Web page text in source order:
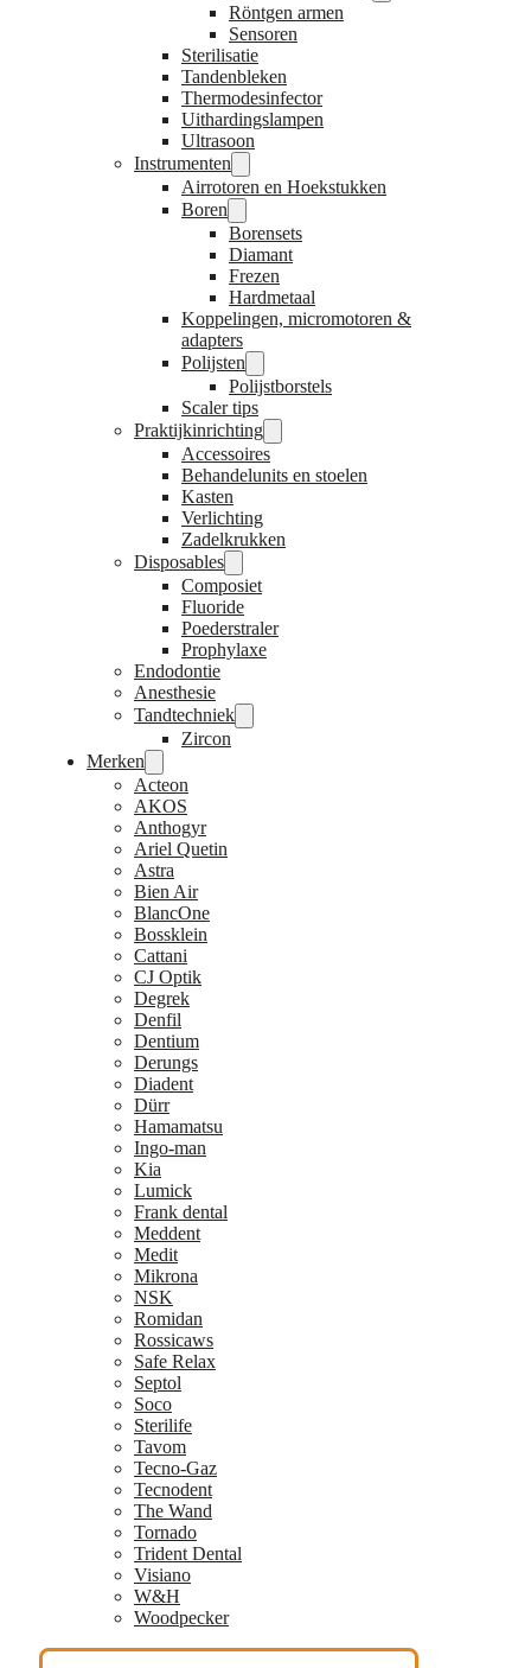
Röntgen armen
Sensoren
Sterilisatie
Tandenbleken
Thermodesinfector
Uithardingslampen
Ultrasoon
Instrumenten
Airrotoren en Hoekstukken
Boren
Borensets
Diamant
Frezen
Hardmetaal
Koppelingen, micromotoren &
adapters
Polijsten
Polijstborstels
Scaler tips
Praktijkinrichting
Accessoires
Behandelunits en stoelen
Kasten
Verlichting
Zadelkrukken
Disposables
Composiet
Fluoride
Poederstraler
Prophylaxe
Endodontie
Anesthesie
Tandtechniek
Zircon
Merken
Acteon
AKOS
Anthogyr
Ariel Quetin
Astra
Bien Air
BlancOne
Bossklein
Cattani
CJ Optik
Degrek
Denfil
Dentium
Derungs
Diadent
Dürr
Hamamatsu
Ingo-man
Kia
Lumick
Frank dental
Meddent
Medit
Mikrona
NSK
Romidan
Rossicaws
Safe Relax
Septol
Soco
Sterilife
Tavom
Tecno-Gaz
Tecnodent
The Wand
Tornado
Trident Dental
Visiano
W&H
Woodpecker